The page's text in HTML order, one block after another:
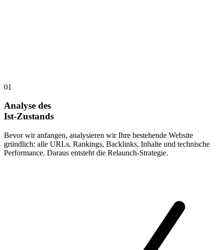
01
Analyse des
Ist-Zustands
Bevor wir anfangen, analysieren wir Ihre bestehende Website
gründlich: alle URLs, Rankings, Backlinks, Inhalte und technische
Performance. Daraus entsteht die Relaunch-Strategie.